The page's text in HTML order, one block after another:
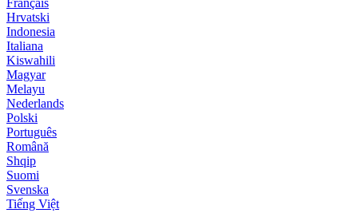
Hrvatski
Indonesia
Italiana
Kiswahili
Magyar
Melayu
Nederlands
Polski
Português
Română
Shqip
Suomi
Svenska
Tiếng Việt